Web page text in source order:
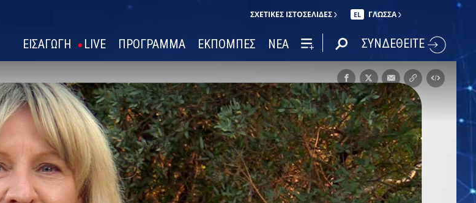
ΣΧΕΤΙΚΈΣ ΙΣΤΟΣΕΛΊΔΕΣ EL ΓΛΩΣΣΑ
ΕΙΣΑΓΩΓΗ LIVE ΠΡΟΓΡΑΜΜΑ ΕΚΠΟΜΠΕΣ ΝΕΑ ΣΥΝΔΕΘΕΙΤΕ